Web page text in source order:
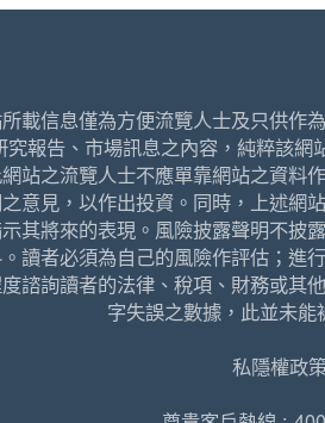
載信息僅為方便流覽人士及只供作
究報告、市場訊息之內容，純粹該
站之流覽人士不應單靠網站之資料
意見，以作出投資。同時，上述網
其將來的表現。風險披露聲明不披
讀者必須為自己的風險作評估；進
諮詢讀者的法律、稅項、財務或其
字失誤之數據，此並未
私隱權政